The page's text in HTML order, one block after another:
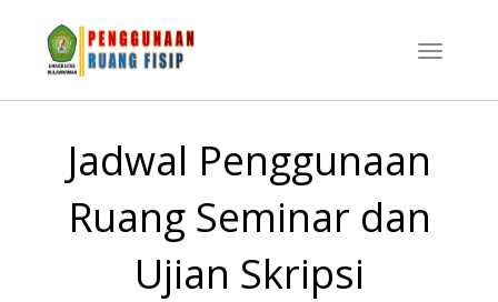
Jadwal Penggunaan
Ruang Seminar dan
Ujian Skripsi